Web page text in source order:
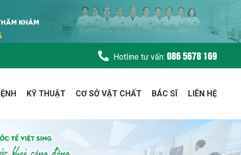
Hotline tư vấn: 086 5678 169
KỸ THUẬT CƠ SỞ VẬT CHẤT BÁC SĨ LIÊN HỆ